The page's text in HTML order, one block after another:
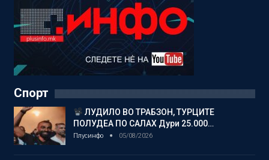
Спорт
ЛУДИЛО ВО ТРАБЗОН, ТУРЦИТЕ
ПОЛУДЕА ПО САЛАХ Дури 25.000…
Плусинфо 05/08/2026